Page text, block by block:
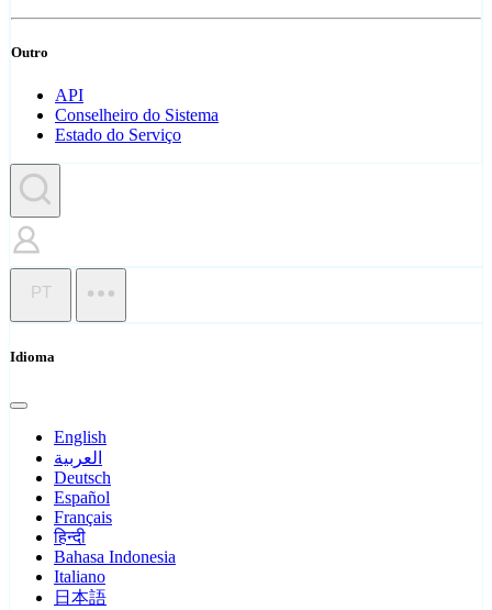
Outro
API
Conselheiro do Sistema
Estado do Serviço
PT
Idioma
English
العربية
Deutsch
Español
Français
हिन्दी
Bahasa Indonesia
Italiano
日本語